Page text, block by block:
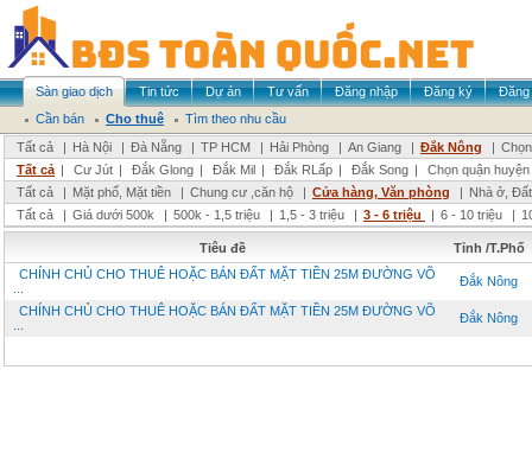
Sàn giao dịch Tin tức Dự án Tư vấn Đăng nhập Đăng ký
Đăng
Cần bán
Cho thuê
Tìm theo nhu cầu
Tất cả
| Hà Nội | Đà Nẵng | TP HCM | Hải Phòng | An Giang | Đắk Nông |
Tất cả | Cư Jút | Đắk Glong | Đắk Mil | Đắk RLấp | Đắk Song |
Chọn quận
Tất cả
| Mặt phố, Mặt tiền | Chung cư ,căn hộ | Cửa hàng, Văn phòng | Nhà ở,
Tất cả
| Giá dưới 500k | 500k - 1,5 triệu | 1,5 - 3 triệu | 3 - 6 triệu | 6 - 10 triệu |
Tiêu đề
Tỉnh /T.Phố
CHÍNH CHỦ CHO THUÊ HOẶC BÁN ĐẤT MẶT TIỀN 25M ĐƯỜNG VÕ
Đắk Nông
CHÍNH CHỦ CHO THUÊ HOẶC BÁN ĐẤT MẶT TIỀN 25M ĐƯỜNG VÕ
Đắk Nông